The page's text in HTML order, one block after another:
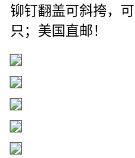
铆钉翻盖可斜挎，
只；美国直邮！